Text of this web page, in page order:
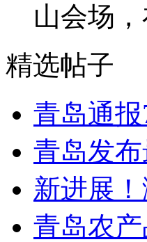
山会场
精选帖子
青岛通
青岛发
新进展
青岛农